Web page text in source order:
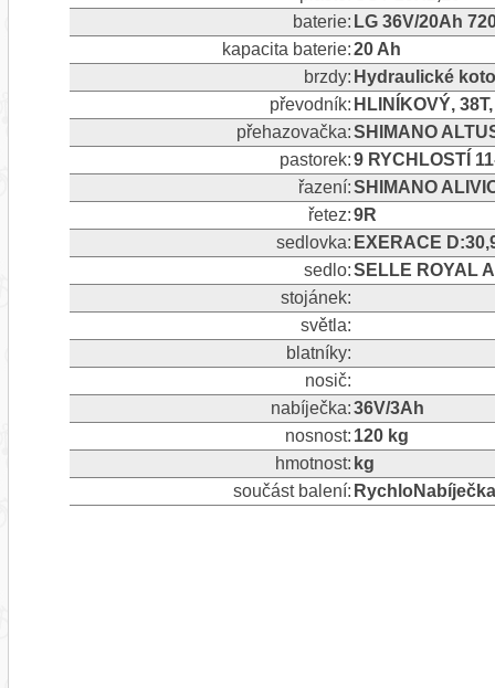
baterie: LG 36V/20Ah
kapacita baterie:20 Ah
brzdy: Hydraulické
převodník: HLINÍKOVÝ,
přehazovačka:SHIMANO
pastorek:9 RYCHLOSTÍ
řazení:SHIMANO
řetez:9R
sedlovka: EXERACE
sedlo:SELLE ROYAL
stojánek:
světla:
blatníky:
nosič:
nabíječka:36V/3Ah
nosnost: 120 kg
hmotnost: kg
součást balení: